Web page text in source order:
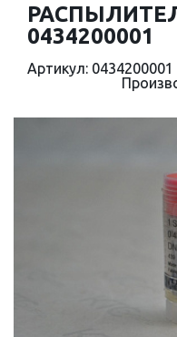
0434200001
Артикул: 0434200001